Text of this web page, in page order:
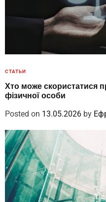
СТАТЬИ
Хто може скористатися
фізичної особи
Posted on 13.05.2026 by